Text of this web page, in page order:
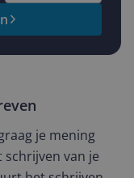
je mening
van je